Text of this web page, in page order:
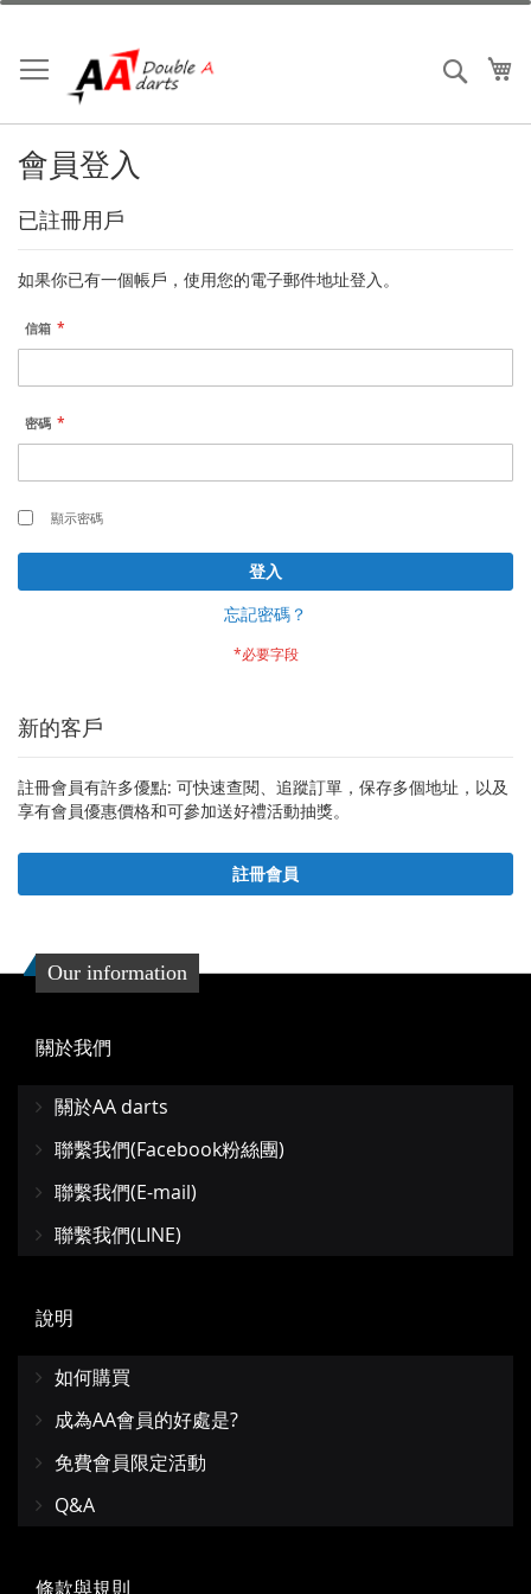
跳
內
容
搜索
會員登入
已註冊用戶
如果你已有一個帳戶，使用您的電子郵件地址登入。
信箱
密碼
顯示密碼
登入
忘記密碼？
新的客戶
註冊會員有許多優點: 可快速查閱、追蹤訂單，保存多個地址，以及
享有會員優惠價格和可參加送好禮活動抽獎。
註冊會員
Our information
關於我們
關於AA darts
聯繫我們(Facebook粉絲團)
聯繫我們(E-mail)
聯繫我們(LINE)
說明
如何購買
成為AA會員的好處是?
免費會員限定活動
Q&A
條款與規則